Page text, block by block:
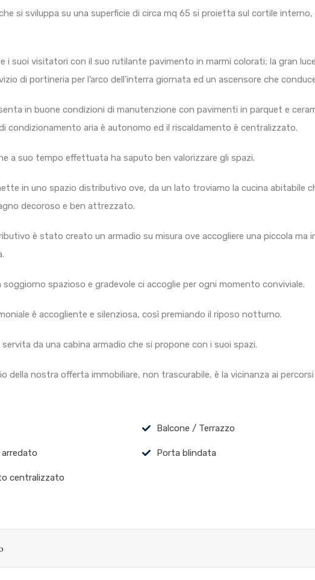
si sviluppa su una superficie di circa mq 65 si proietta sul cortile
i suoi visitatori con il suo rutilante pavimento in marmi colorati; la gran
di portineria per l’arco dell’interra giornata ed un ascensore che
in buone condizioni di manutenzione con pavimenti in parquet e
condizionamento aria è autonomo ed il riscaldamento è centralizzato.
a suo tempo effettuata ha saputo ben valorizzare gli spazi.
in uno spazio distributivo ove, da un lato troviamo la cucina abitabile
decoroso e ben attrezzato.
è stato creato un armadio su misura ove accogliere una piccola ma
soggiorno spazioso e gradevole ci accoglie per ogni momento conviviale.
è accogliente e silenziosa, così premiando il riposo notturno.
da una cabina armadio che si propone con i suoi spazi.
della nostra offerta immobiliare, non trascurabile, è la vicinanza ai
Balcone / Terrazzo
Porta blindata
centralizzato